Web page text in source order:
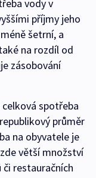
vody v
příjmy jeho
šetrní, a
na rozdíl od
zásobování
celková spotřeba
průměr
na obyvatele je
větší množství
restauračních